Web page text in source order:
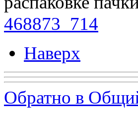
468873_714
Наверх
Обратно в